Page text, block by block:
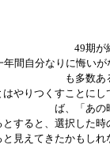
49期が
間自分なりに悔い
も多数
やりつくすことに
ば、「あの
すると、選択した
と見えてきたかもし